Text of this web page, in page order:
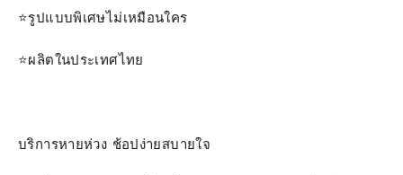
⭐️รูปแบบพิเศษไม่เหมือนใคร
⭐️ผลิตในประเทศไทย
บริการหายห่วง ช้อปง่ายสบายใจ